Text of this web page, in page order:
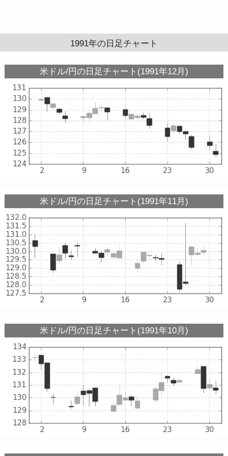
1991年の日足チャート
米ドル/円の日足チャート(1991年12月)
米ドル/円の日足チャート(1991年11月)
米ドル/円の日足チャート(1991年10月)